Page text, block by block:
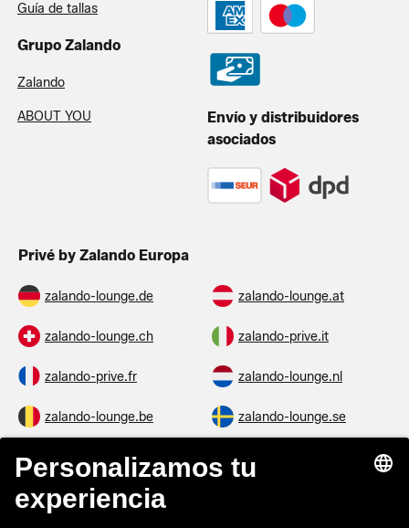
Guía de tallas
Grupo Zalando
Zalando
ABOUT YOU
Envío y distribuidores
asociados
Privé by Zalando Europa
zalando-lounge.de zalando-lounge.at
zalando-lounge.ch zalando-prive.it
zalando-prive.fr zalando-lounge.nl
zalando-lounge.be zalando-lounge.se
zalando-lounge.fi
zalando-lounge.co.uk